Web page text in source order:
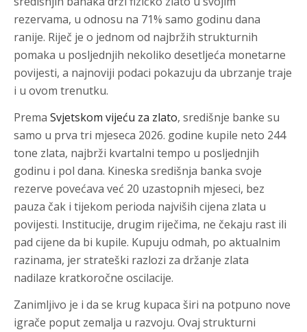
rezervama, u odnosu na 71% samo godinu dana
ranije. Riječ je o jednom od najbržih strukturnih
pomaka u posljednjih nekoliko desetljeća monetarne
povijesti, a najnoviji podaci pokazuju da ubrzanje traje
i u ovom trenutku.
Prema Svjetskom vijeću za zlato, središnje banke su
samo u prva tri mjeseca 2026. godine kupile neto 244
tone zlata, najbrži kvartalni tempo u posljednjih
godinu i pol dana. Kineska središnja banka svoje
rezerve povećava već 20 uzastopnih mjeseci, bez
pauza čak i tijekom perioda najviših cijena zlata u
povijesti. Institucije, drugim riječima, ne čekaju rast ili
pad cijene da bi kupile. Kupuju odmah, po aktualnim
razinama, jer strateški razlozi za držanje zlata
nadilaze kratkoročne oscilacije.
Zanimljivo je i da se krug kupaca širi na potpuno nove
igrače poput zemalja u razvoju. Ovaj strukturni